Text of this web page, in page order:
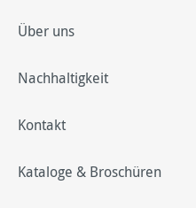
Über uns
Nachhaltigkeit
Kontakt
Kataloge & Broschüren